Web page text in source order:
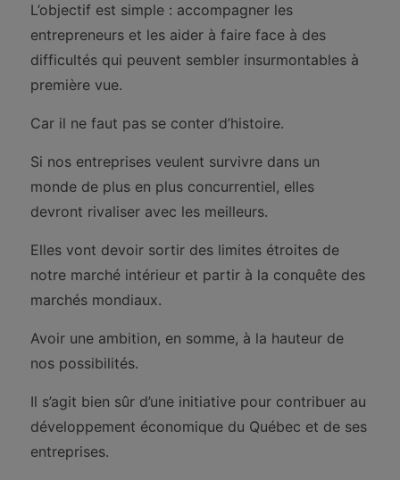
L’objectif est simple : accompagner les
entrepreneurs et les aider à faire face à des
difficultés qui peuvent sembler insurmontables à
première vue.
Car il ne faut pas se conter d’histoire.
Si nos entreprises veulent survivre dans un
monde de plus en plus concurrentiel, elles
devront rivaliser avec les meilleurs.
Elles vont devoir sortir des limites étroites de
notre marché intérieur et partir à la conquête des
marchés mondiaux.
Avoir une ambition, en somme, à la hauteur de
nos possibilités.
Il s’agit bien sûr d’une initiative pour contribuer au
développement économique du Québec et de ses
entreprises.